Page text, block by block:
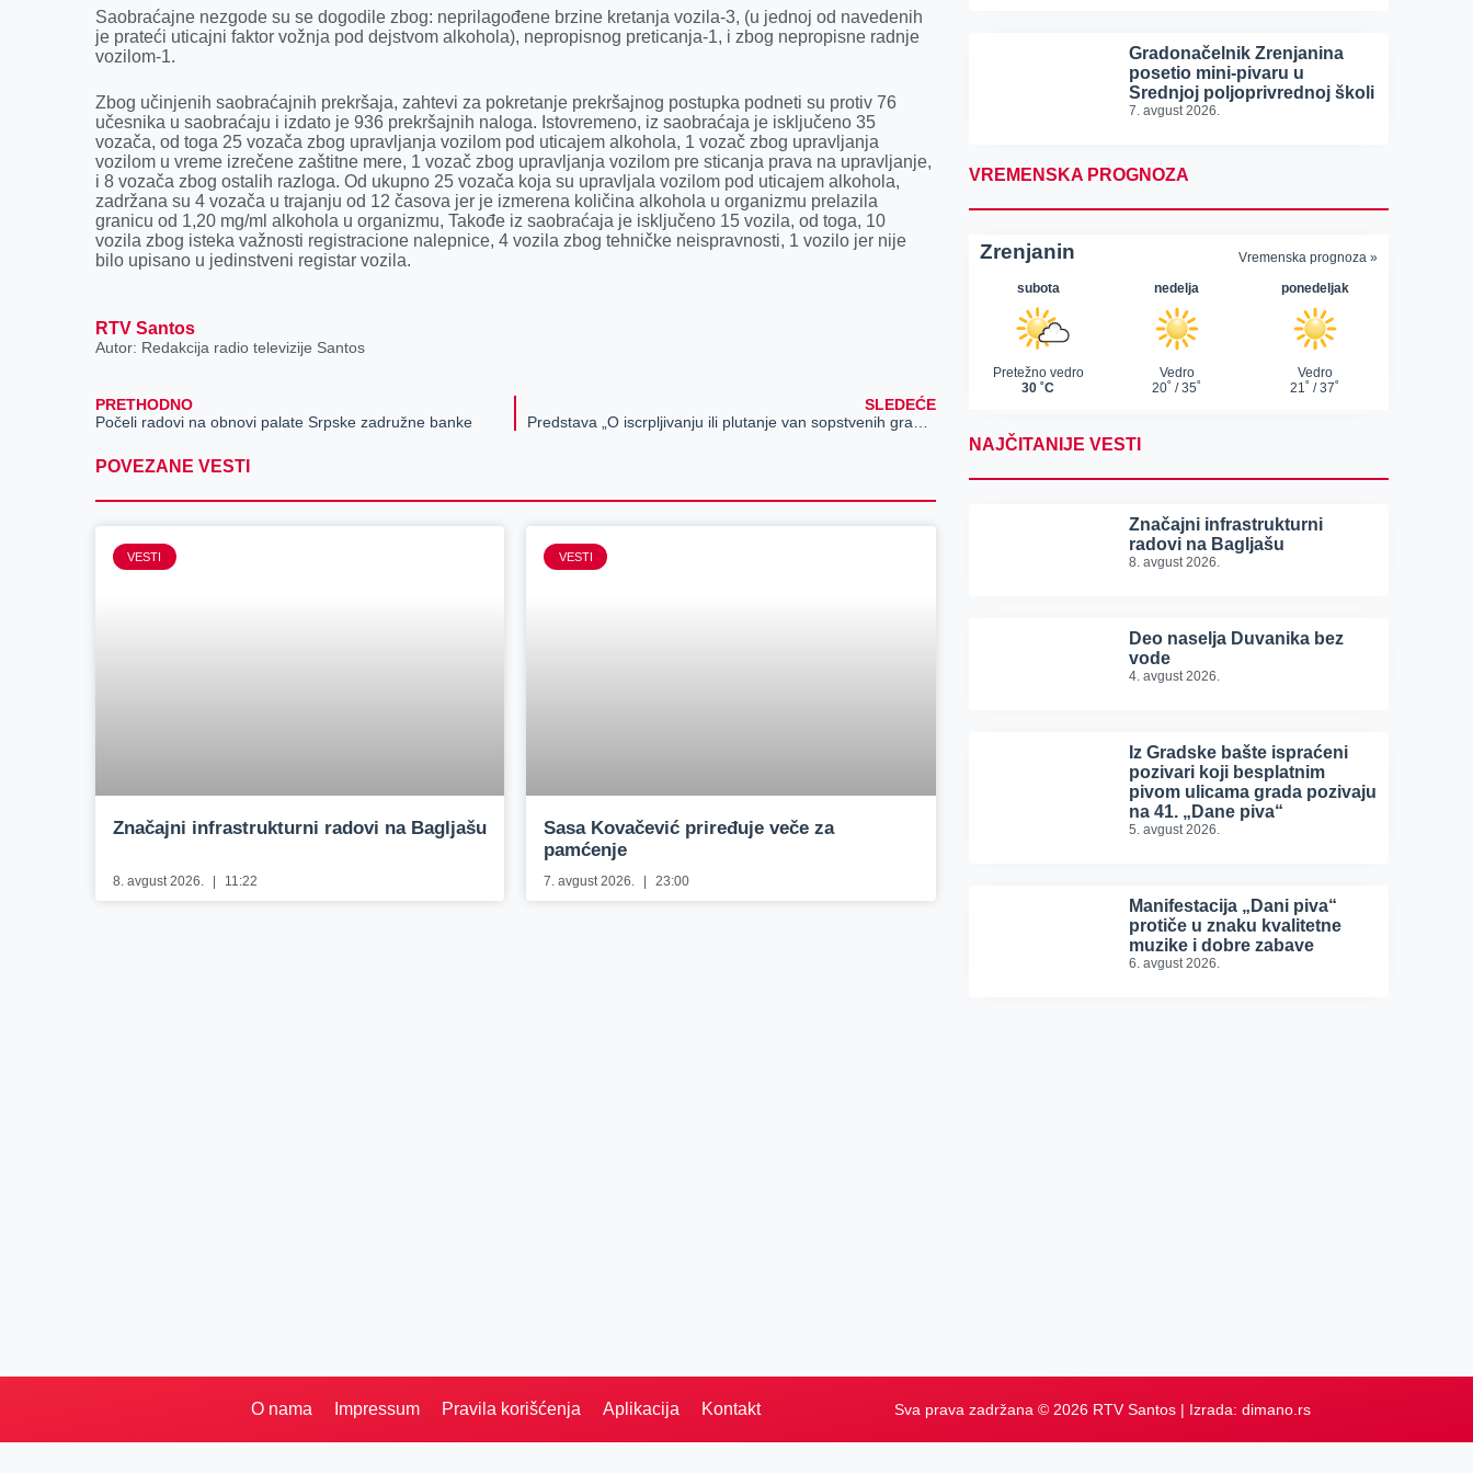
Saobraćajne nezgode su se dogodile zbog: neprilagođene brzine kretanja vozila-3, (u jednoj od navedenih
je prateći uticajni faktor vožnja pod dejstvom alkohola), nepropisnog preticanja-1, i zbog nepropisne radnje
vozilom-1.
Zbog učinjenih saobraćajnih prekršaja, zahtevi za pokretanje prekršajnog postupka podneti su protiv 76
učesnika u saobraćaju i izdato je 936 prekršajnih naloga. Istovremeno, iz saobraćaja je isključeno 35
vozača, od toga 25 vozača zbog upravljanja vozilom pod uticajem alkohola, 1 vozač zbog upravljanja
vozilom u vreme izrečene zaštitne mere, 1 vozač zbog upravljanja vozilom pre sticanja prava na upravljanje,
i 8 vozača zbog ostalih razloga. Od ukupno 25 vozača koja su upravljala vozilom pod uticajem alkohola,
zadržana su 4 vozača u trajanju od 12 časova jer je izmerena količina alkohola u organizmu prelazila
granicu od 1,20 mg/ml alkohola u organizmu, Takođe iz saobraćaja je isključeno 15 vozila, od toga, 10
vozila zbog isteka važnosti registracione nalepnice, 4 vozila zbog tehničke neispravnosti, 1 vozilo jer nije
bilo upisano u jedinstveni registar vozila.
RTV Santos
Autor: Redakcija radio televizije Santos
PRETHODNO
Počeli radovi na obnovi palate Srpske zadružne banke
SLEDEĆE
POVEZANE VESTI
VESTI
Značajni infrastrukturni radovi na Bagljašu
8. avgust 2026. 11:22
VESTI
Sasa Kovačević priređuje veče za
pamćenje
7. avgust 2026. 23:00
Gradonačelnik Zrenjanina
posetio mini-pivaru u
Srednjoj poljoprivrednoj školi
7. avgust 2026.
VREMENSKA PROGNOZA
NAJČITANIJE VESTI
Značajni infrastrukturni
radovi na Bagljašu
8. avgust 2026.
Deo naselja Duvanika bez
vode
4. avgust 2026.
Iz Gradske bašte ispraćeni
pozivari koji besplatnim
pivom ulicama grada pozivaju
na 41. „Dane piva“
5. avgust 2026.
Manifestacija „Dani piva“
protiče u znaku kvalitetne
muzike i dobre zabave
6. avgust 2026.
O nama Impressum Pravila korišćenja Aplikacija Kontakt Sva prava zadržana © 2026 RTV Santos | Izrada: dimano.rs